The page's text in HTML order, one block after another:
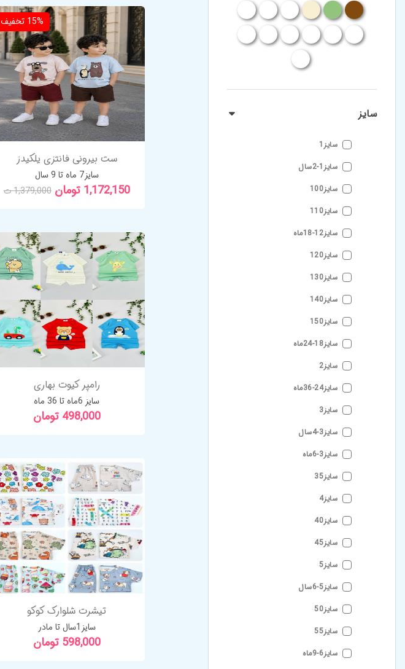
سایز
سایز1
سایز1-2سال
سایز100
سایز110
سایز12-18ماه
سایز120
سایز130
سایز140
سایز150
سایز18-24ماه
سایز2
سایز24-36ماه
سایز3
سایز3-4سال
سایز3-6ماه
سایز35
سایز4
سایز40
سایز45
سایز5
سایز5-6سال
سایز50
سایز55
سایز6-9ماه
15% تخفیف
ست بیرونی فانتزی یلکیدز
سایز7 ماه تا 9 سال
1,172,150 تومان 1,379,000 ت
رامپر کیوت بهاری
سایز 6ماه تا 36 ماه
498,000 تومان
تیشرت شلوارک کوکو
سایز1سال تا مادر
598,000 تومان